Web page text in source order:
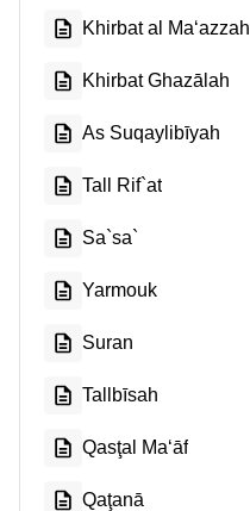
Khirbat al Ma‘azzah
Khirbat Ghazālah
As Suqaylibīyah
Tall Rif`at
Sa`sa`
Yarmouk
Suran
Tallbīsah
Qasţal Ma‘āf
Qaţanā